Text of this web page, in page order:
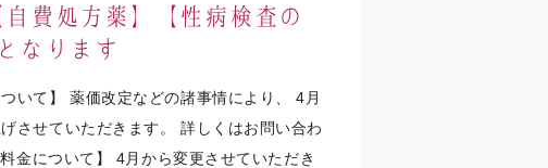
費処方薬】【性病検査の
なります
いて】 薬価改定などの諸事情により、 4月
させていただきます。 詳しくはお問い合わ
金について】 4月から変更させていただき